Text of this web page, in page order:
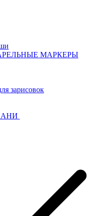
МАРКЕРЫ
зарисовок